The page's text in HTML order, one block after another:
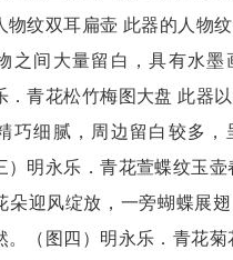
物纹双耳扁壶 此器的人物
之间大量留白，具有水墨
．青花松竹梅图大盘 此器
巧细腻，周边留白较多，
）明永乐．青花萱蝶纹玉壶
朵迎风绽放，一旁蝴蝶展
。（图四）明永乐．青花菊